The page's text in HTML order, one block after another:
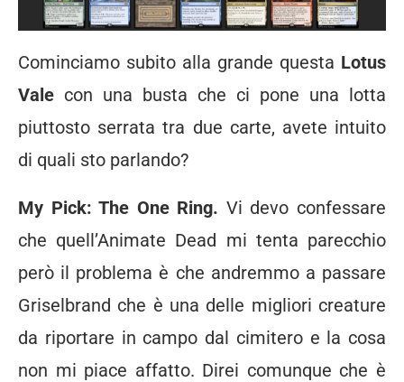
Cominciamo subito alla grande questa Lotus
Vale con una busta che ci pone una lotta
piuttosto serrata tra due carte, avete intuito
di quali sto parlando?
My Pick: The One Ring. Vi devo confessare
che quell’Animate Dead mi tenta parecchio
però il problema è che andremmo a passare
Griselbrand che è una delle migliori creature
da riportare in campo dal cimitero e la cosa
non mi piace affatto. Direi comunque che è